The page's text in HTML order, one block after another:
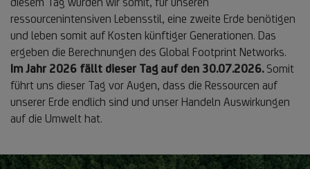
ressourcenintensiven Lebensstil, eine zweite Erde benötigen
und leben somit auf Kosten künftiger Generationen. Das
ergeben die Berechnungen des Global Footprint Networks.
Im Jahr 2026 fällt dieser Tag auf den 30.07.2026. Somit
führt uns dieser Tag vor Augen, dass die Ressourcen auf
unserer Erde endlich sind und unser Handeln Auswirkungen
auf die Umwelt hat.